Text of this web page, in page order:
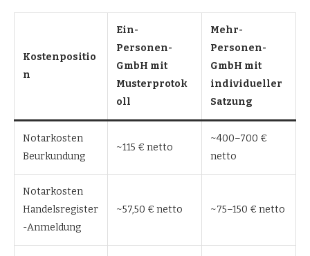
Kostenpositio
n
Ein-
Personen-
GmbH mit
Musterprotok
oll
Mehr-
Personen-
GmbH mit
individueller
Satzung
Notarkosten
Beurkundung
~115 € netto
~400–700 €
netto
Notarkosten
Handelsregister
-Anmeldung
~57,50 € netto ~75–150 € netto